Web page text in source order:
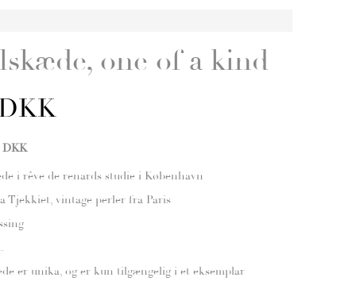
one of a kind
DKK
i rêve de renards studie i København
Tjekkiet, vintage perler fra Paris
er unika, og er kun tilgængelig i et eksemplar